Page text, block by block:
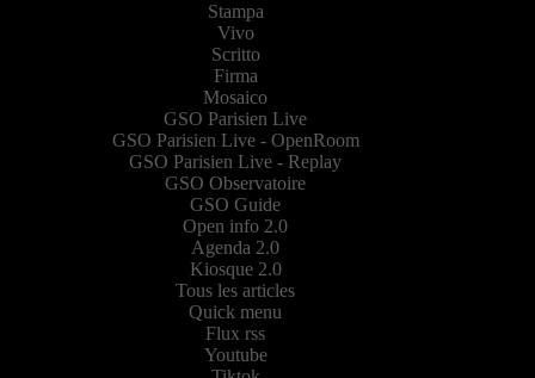
Stampa
Vivo
Scritto
Firma
Mosaico
GSO Parisien Live
GSO Parisien Live - OpenRoom
GSO Parisien Live - Replay
GSO Observatoire
GSO Guide
Open info 2.0
Agenda 2.0
Kiosque 2.0
Tous les articles
Quick menu
Flux rss
Youtube